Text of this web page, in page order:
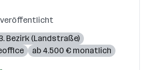
veröffentlicht
Bezirk (Landstraße)
ab 4.500 € monatlich